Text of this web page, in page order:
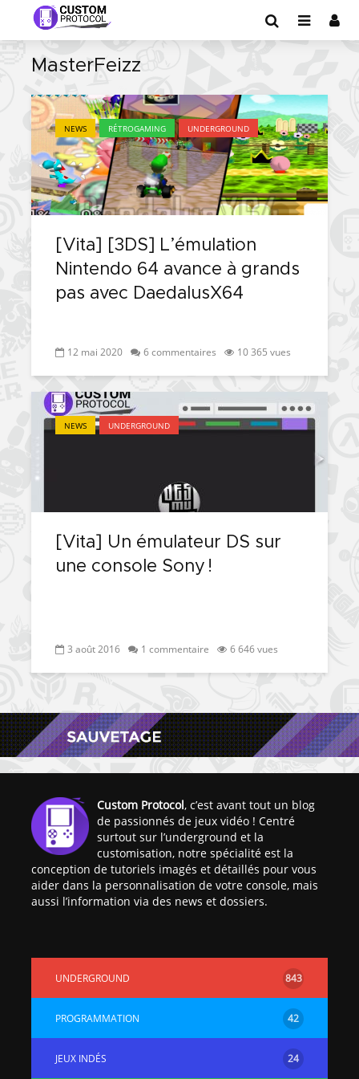
MasterFeizz
NEWS RÉTROGAMING UNDERGROUND
[Vita] [3DS] L’émulation
Nintendo 64 avance à grands
pas avec DaedalusX64
12 mai 2020 6 commentaires 10 365 vues
NEWS UNDERGROUND
[Vita] Un émulateur DS sur
une console Sony !
3 août 2016 1 commentaire 6 646 vues
Custom Protocol, c’est avant tout un blog
de passionnés de jeux vidéo ! Centré
surtout sur l’underground et la
customisation, notre spécialité est la
conception de tutoriels imagés et détaillés pour vous
aider dans la personnalisation de votre console, mais
aussi l’information via des news et dossiers.
UNDERGROUND 843
PROGRAMMATION 42
JEUX INDÉS 24
[Vita] Ouverture de
KyûHEN, le nouveau
concours de
homebrews
possible avec Baryon
Sweeper !
nouveaux